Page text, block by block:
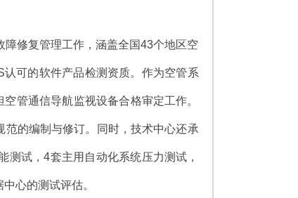
修复管理工作，涵盖全国43个地区空
可的软件产品检测资质。作为空管系
管通信导航监视设备合格审定工作。
的编制与修订。同时，技术中心还承
试，4套主用自动化系统压力测试，
心的测试评估。